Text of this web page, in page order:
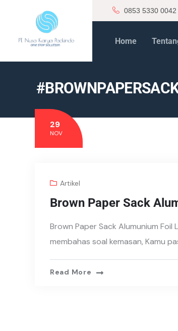
0853 5330 0042
Home
29
NOV
Artikel
Brown Paper Sack
Brown Paper Sack Alumunium Foil
membahas soal kemasan, Kamu
Read More